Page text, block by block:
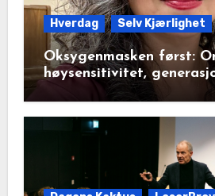
Hverdag Selv Kjærlighet
Oksygenmasken først:
høysensitivitet,
det disiplinerte